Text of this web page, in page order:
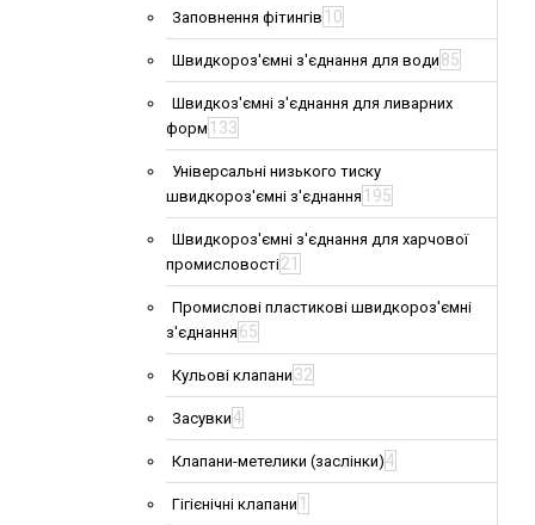
Заповнення фітингів 10
Швидкороз'ємні з'єднання для води 85
Швидкоз'ємні з'єднання для ливарних
форм 133
Універсальні низького тиску
швидкороз'ємні з'єднання 195
Швидкороз'ємні з'єднання для харчової
промисловості21
Промислові пластикові швидкороз'ємні
з'єднання 65
Кульові клапани 32
Засувки4
Клапани-метелики (заслінки)4
Гігієнічні клапани 1